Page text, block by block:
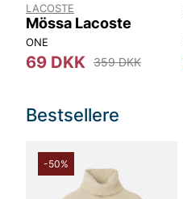
LACOSTE
Mössa Lacoste
ONE
69 DKK 359 DKK
Bestsellere
-50%